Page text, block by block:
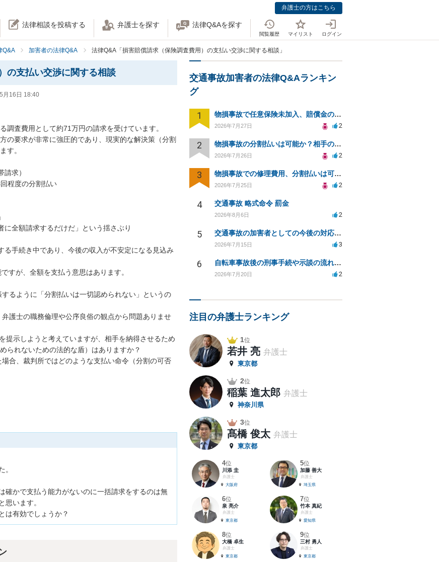
弁護士の方はこちら
法律相談を投稿する 弁護士を探す 法律Q&Aを探す
閲覧履歴 マイリスト ログイン
Q&A 加害者の法律Q&A 法律Q&A「損害賠償請求（保険調査費用）の支払い交渉に関する相談」
の支払い交渉に関する相談
月16日 18:40
調査費用として約71万円の請求を受けています。
の要求が非常に強圧的であり、現実的な解決策（分割
す。
求）
程度の分割払い
に全額請求するだけだ」という揺さぶり
る手続き中であり、今後の収入が不安定になる見込み
すが、全額を支払う意思はあります。
られないための法的な盾）はありますか？
。
確かで支払う能力がないのに一括請求をするのは無
思います。
は有効でしょうか？
交通事故加害者の法律Q&Aランキン
グ
1 物損事故で任意保険未加入、賠償金の分割払いは可能か？
2026年7月27日 2
2 物損事故の分割払いは可能か？相手の威圧への対処法
2026年7月26日 2
3 物損事故での修理費用、分割払いは可能ですか？
2026年7月25日 2
4 交通事故 略式命令 罰金
2026年8月6日 2
5 交通事故の加害者としての今後の対応と弁護士相談のタイミングは？
2026年7月15日 3
6 自転車事故後の刑事手続や示談の流れと起訴の可能性について
2026年7月20日 2
注目の弁護士ランキング
1位
若井 亮 弁護士
東京都
2位
稲葉 進太郎 弁護士
神奈川県
3位
髙橋 俊太 弁護士
東京都
4位
川添 圭
弁護士
大阪府
5位
加藤 善大
弁護士
埼玉県
6位
泉 亮介
弁護士
東京都
7位
竹本 真紀
弁護士
愛知県
8位
大橋 卓生
弁護士
東京都
9位
三村 勇人
弁護士
東京都